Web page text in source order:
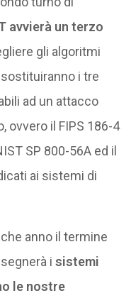
avvierà un terzo
gli algoritmi
i tre
ad un attacco
ovvero il FIPS 186-4
SP 800-56A ed il
ai sistemi di
anno il termine
i sistemi
le nostre